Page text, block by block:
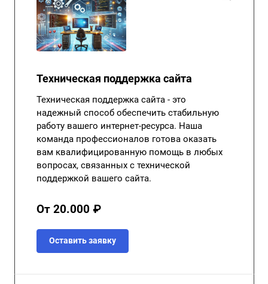
Техническая поддержка сайта
Техническая поддержка сайта - это
надежный способ обеспечить стабильную
работу вашего интернет-ресурса. Наша
команда профессионалов готова оказать
вам квалифицированную помощь в любых
вопросах, связанных с технической
поддержкой вашего сайта.
От 20.000 ₽
Оставить заявку